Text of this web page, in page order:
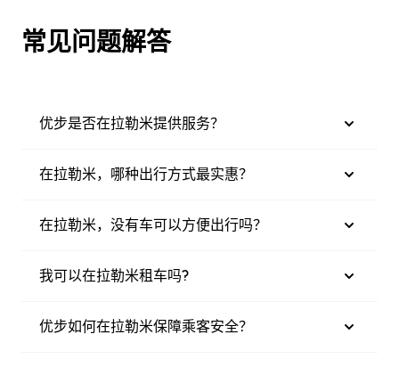
常见问题解答
优步是否在拉勒米提供服务？
在拉勒米，哪种出行方式最实惠？
在拉勒米，没有车可以方便出行吗？
我可以在拉勒米租车吗?
优步如何在拉勒米保障乘客安全？